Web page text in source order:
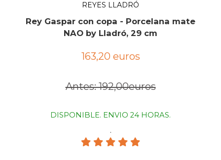
REYES LLADRÓ
Rey Gaspar con copa - Porcelana mate
NAO by Lladró, 29 cm
163,20 euros
Antes: 192,00euros
DISPONIBLE. ENVIO 24 HORAS.
.